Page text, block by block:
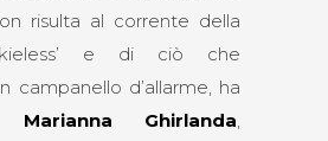
risulta al corrente della
e di ciò che
campanello d’allarme, ha
Marianna Ghirlanda,